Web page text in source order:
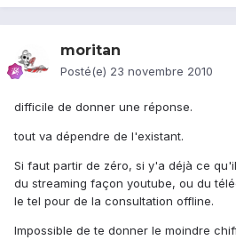
moritan
Posté(e) 23 novembre 2010
difficile de donner une réponse.
tout va dépendre de l'existant.
Si faut partir de zéro, si y'a déjà ce
du streaming façon youtube, ou du
le tel pour de la consultation offline.
Impossible de te donner le moindre